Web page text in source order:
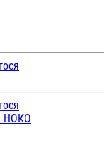
НОКО